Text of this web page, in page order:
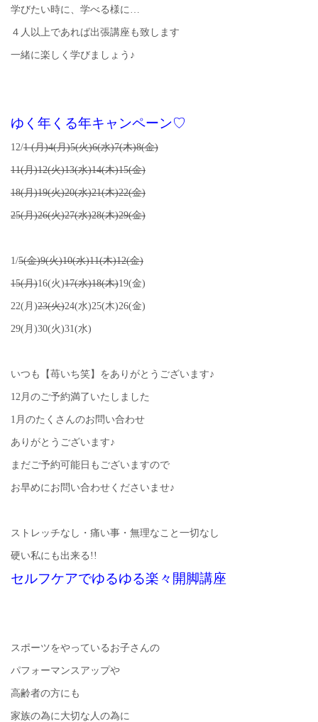
学びたい時に、学べる様に…
４人以上であれば出張講座も致します
一緒に楽しく学びましょう♪
ゆく年くる年キャンペーン♡
12/1 (月)4(月)5(火)6(水)7(木)8(金)
11(月)12(火)13(水)14(木)15(金)
18(月)19(火)20(水)21(木)22(金)
25(月)26(火)27(水)28(木)29(金)
1/5(金)9(火)10(水)11(木)12(金)
15(月)16(火)17(水)18(木)19(金)
22(月)23(火)24(水)25(木)26(金)
29(月)30(火)31(水)
いつも【苺いち笑】をありがとうございます♪
12月のご予約満了いたしました
1月のたくさんのお問い合わせ
ありがとうございます♪
まだご予約可能日もございますので
お早めにお問い合わせくださいませ♪
ストレッチなし・痛い事・無理なこと一切なし
硬い私にも出来る!!
セルフケアでゆるゆる楽々開脚講座
スポーツをやっているお子さんの
パフォーマンスアップや
高齢者の方にも
家族の為に大切な人の為に